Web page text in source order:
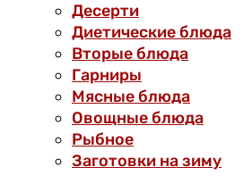
Десерти
Диетические блюда
Вторые блюда
Гарниры
Мясные блюда
Овощные блюда
Рыбное
Заготовки на зиму